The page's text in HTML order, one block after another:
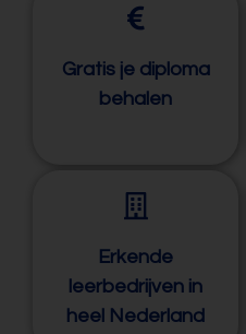
Gratis je diploma
behalen
Erkende
leerbedrijven in
heel Nederland